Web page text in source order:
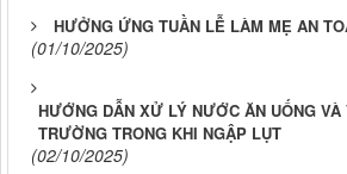
HƯỞNG ỨNG TUẦN LỄ LÀM MẸ AN
(01/10/2025)
HƯỚNG DẪN XỬ LÝ NƯỚC ĂN UỐNG VÀ
TRƯỜNG TRONG KHI NGẬP LỤT
(02/10/2025)